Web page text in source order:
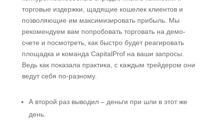
торговые издержки, щадящие кошелек клиентов и
позволяющие им максимизировать прибыль. Мы
рекомендуем вам попробовать торговать на демо-
счете и посмотреть, как быстро будет реагировать
площадка и команда CapitalProf на ваши запросы.
Ведь как показала практика, с каждым трейдером они
ведут себя по-разному.
А второй раз выводил – деньги при шли в этот же
день.